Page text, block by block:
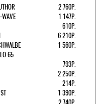
2 760Р.
1 147Р.
610Р.
6 210Р.
1 560Р.
65
793Р.
2 250Р.
214Р.
1 390Р.
2 740Р.